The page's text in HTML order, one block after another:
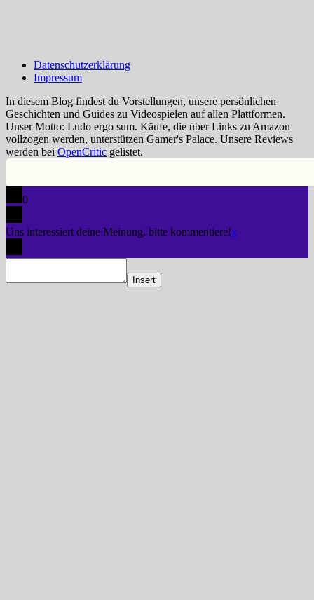
Datenschutzerklärung
Impressum
In diesem Blog findest du Vorstellungen, unsere persönlichen
Geschichten und Guides zu Videospielen auf allen Plattformen.
Unser Motto: Ludo ergo sum. Käufe, die über Links zu Amazon
vollzogen werden, unterstützen Gamer's Palace. Unsere Reviews
werden bei OpenCritic gelistet.
0
Uns interessiert deine Meinung, bitte kommentiere!x
Insert